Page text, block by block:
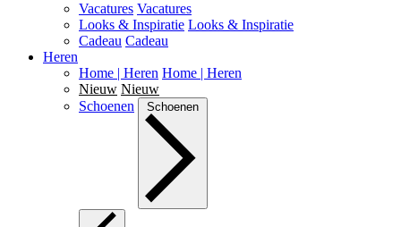
Vacatures Vacatures
Looks & Inspiratie Looks & Inspiratie
Cadeau Cadeau
Heren
Home | Heren Home | Heren
Nieuw Nieuw
Schoenen
Schoenen